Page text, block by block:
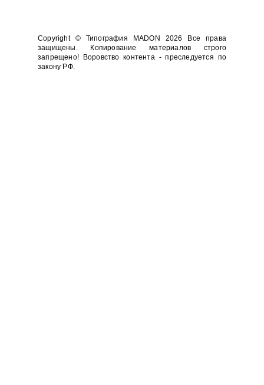
Copyright © Типография MADON 2026 Все права
защищены. Копирование материалов строго
запрещено! Воровство контента - преследуется по
закону РФ.